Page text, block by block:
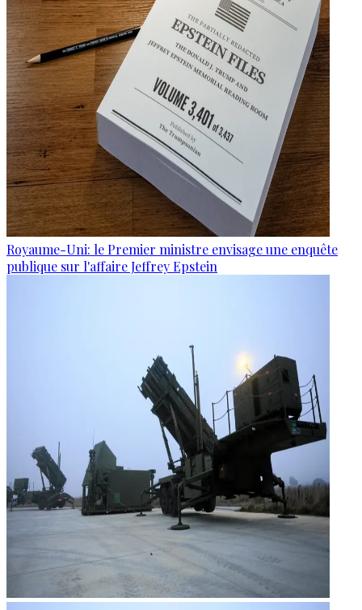
Royaume-Uni: le Premier ministre envisage une enquête
publique sur l'affaire Jeffrey Epstein